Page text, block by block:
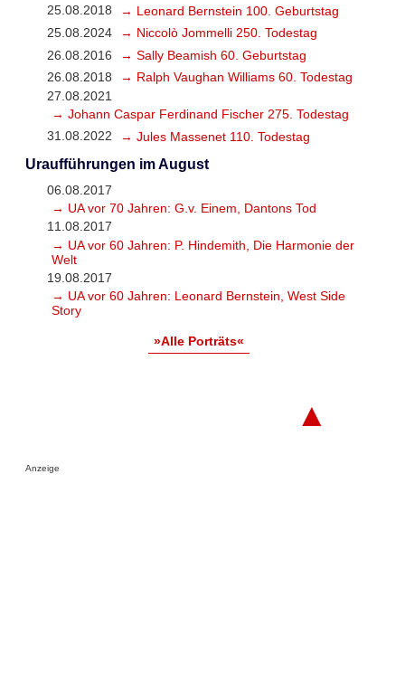
25.08.2018
→ Leonard Bernstein 100. Geburtstag
25.08.2024
→ Niccolò Jommelli 250. Todestag
26.08.2016
→ Sally Beamish 60. Geburtstag
26.08.2018
→ Ralph Vaughan Williams 60. Todestag
27.08.2021
→ Johann Caspar Ferdinand Fischer 275. Todestag
31.08.2022
→ Jules Massenet 110. Todestag
Uraufführungen im August
06.08.2017
→ UA vor 70 Jahren: G.v. Einem, Dantons Tod
11.08.2017
→ UA vor 60 Jahren: P. Hindemith, Die Harmonie der
Welt
19.08.2017
→ UA vor 60 Jahren: Leonard Bernstein, West Side
Story
»Alle Porträts«
▲
Anzeige